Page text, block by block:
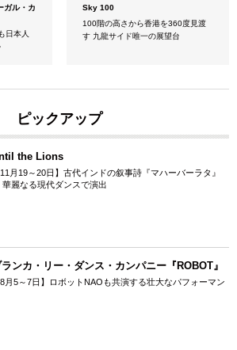
ガル・カ
日本人
Sky 100
100階の高さから香港を360度見渡
す 九龍サイド唯一の展望台
ピックアップ
the Lions
11月19～20日】古代インドの叙事詩『マハーバーラタ』
華麗なる現代ダンスで演出
ランカ・リー・ダンス・カンパニー『ROBOT』
8月5～7日】ロボットNAOも共演する壮大なパフォーマン